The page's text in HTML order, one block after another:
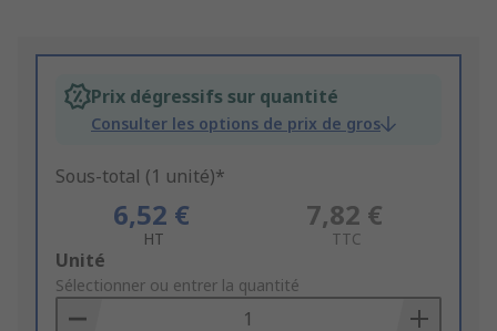
Prix dégressifs sur quantité
Consulter les options de prix de gros
Sous-total (1 unité)*
6,52 €
HT
7,82 €
TTC
Add
to
Basket
Unité
Sélectionner ou entrer la quantité